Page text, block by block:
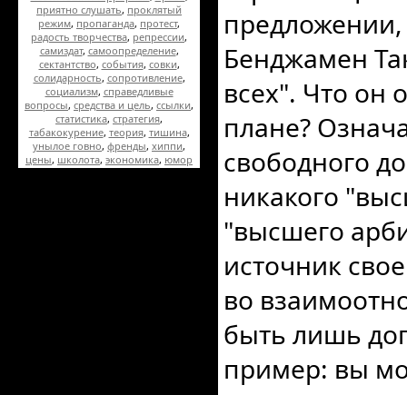
приятно слушать, проклятый
режим, пропаганда, протест,
радость творчества, репрессии,
самиздат, самоопределение,
сектантство, события, совки,
солидарность, сопротивление,
социализм, справедливые
вопросы, средства и цель, ссылки,
статистика, стратегия,
табакокурение, теория, тишина,
унылое говно, френды, хиппи,
цены, школота, экономика, юмор
предложении,
Бенджамен
всех". Что он
плане?
свободного
никакого
"высшего
источник
во
быть лишь
пример: вы